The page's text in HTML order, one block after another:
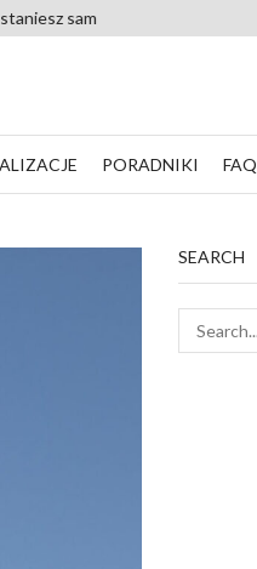
PORADNIKI FAQ
SEARCH